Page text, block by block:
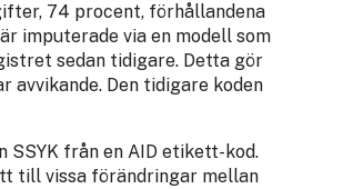
74 procent, förhållandena
imputerade via en modell som
sedan tidigare. Detta gör
avvikande. Den tidigare koden
SSYK från en AID etikett-kod.
till vissa förändringar mellan